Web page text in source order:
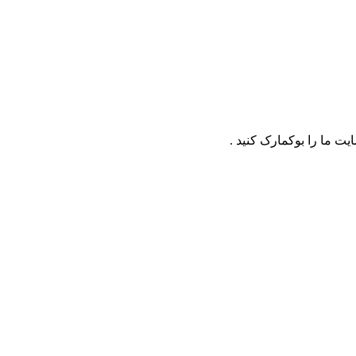
ما را بوکمارک کنید .